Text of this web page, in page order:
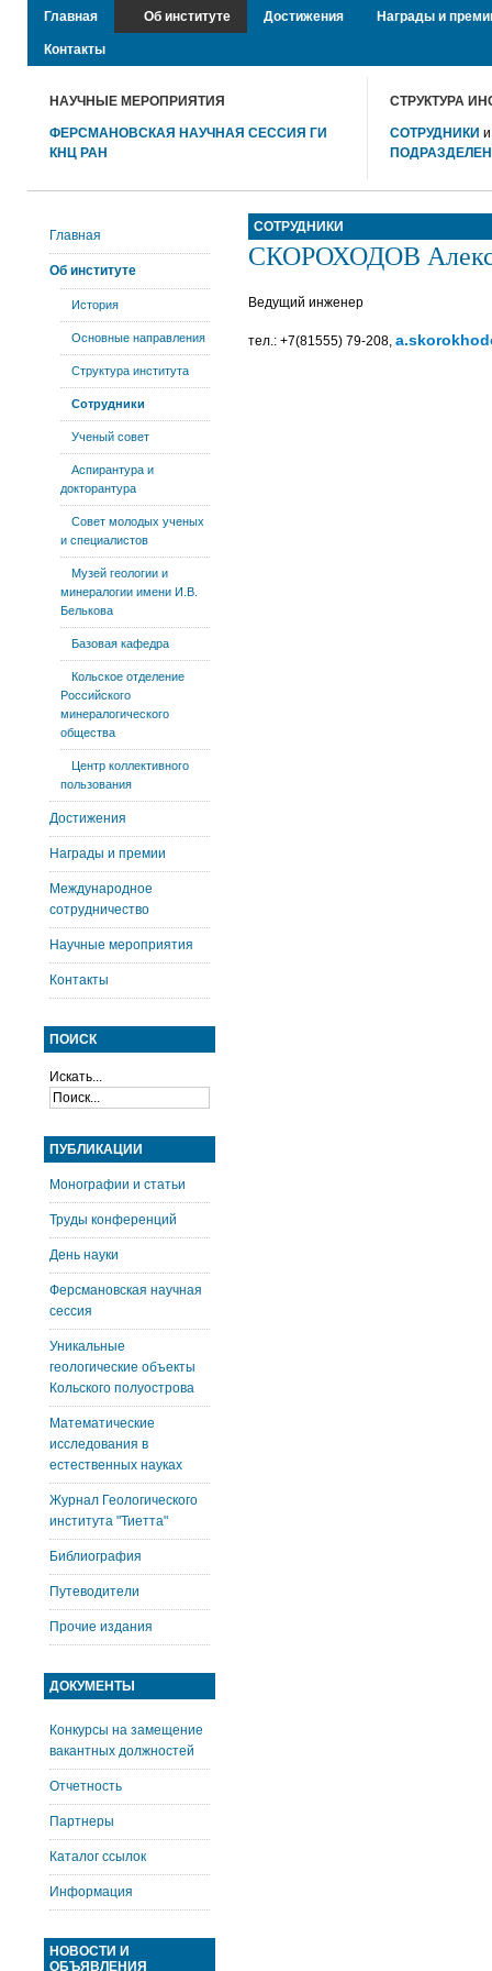
Главная Об институте Достижения Награды и
Контакты
НАУЧНЫЕ МЕРОПРИЯТИЯ
ФЕРСМАНОВСКАЯ НАУЧНАЯ СЕССИЯ ГИ
КНЦ РАН
СТРУКТУРА
СОТРУДНИКИ
СОТРУДНИКИ
СКОРОХОДОВ
Ведущий инженер
тел.: +7(81555) 79-208,
Главная
Об институте
История
Основные направления
Структура института
Сотрудники
Ученый совет
Аспирантура и
докторантура
Совет молодых ученых
и специалистов
Музей геологии и
минералогии имени И.В.
Белькова
Базовая кафедра
Кольское отделение
Российского
минералогического
общества
Центр коллективного
пользования
Достижения
Награды и премии
Международное
сотрудничество
Научные мероприятия
Контакты
ПОИСК
Искать...
ПУБЛИКАЦИИ
Монографии и статьи
Труды конференций
День науки
Ферсмановская научная
сессия
Уникальные
геологические объекты
Кольского полуострова
Математические
исследования в
естественных науках
Журнал Геологического
института "Тиетта"
Библиография
Путеводители
Прочие издания
ДОКУМЕНТЫ
Конкурсы на замещение
вакантных должностей
Отчетность
Партнеры
Каталог ссылок
Информация
НОВОСТИ И
ОБЪЯВЛЕНИЯ